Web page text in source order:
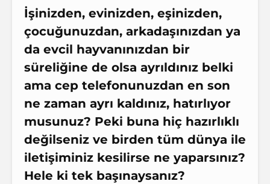
İşinizden, evinizden, eşinizden,
çocuğunuzdan, arkadaşınızdan ya
da evcil hayvanınızdan bir
süreliğine de olsa ayrıldınız belki
ama cep telefonunuzdan en son
ne zaman ayrı kaldınız, hatırlıyor
musunuz? Peki buna hiç hazırlıklı
değilseniz ve birden tüm dünya ile
iletişiminiz kesilirse ne yaparsınız?
Hele ki tek başınaysanız?